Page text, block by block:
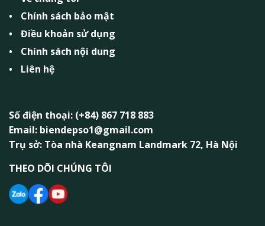
Chính sách bảo mật
Điều khoản sử dụng
Chính sách nội dung
Liên hệ
Số điện thoại: (+84) 867 718 883
Email: biendepso1@gmail.com
Trụ sở: Tòa nhà Keangnam Landmark 72, Hà Nội
THEO DÕI CHÚNG TÔI